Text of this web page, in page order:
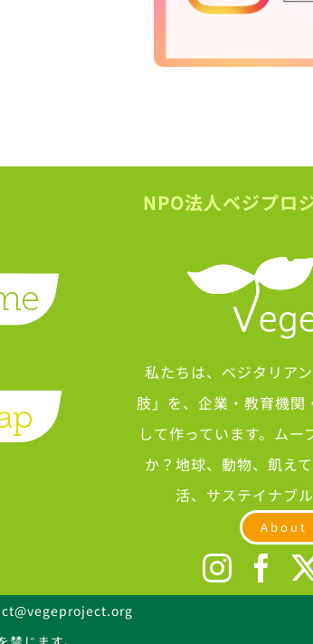
NPO法人ベジプロ
私たちは、ベジタリア
肢」を、企業・教育機関
して作っています。ム
か？地球、動物、飢え
活、サステイナブ
About